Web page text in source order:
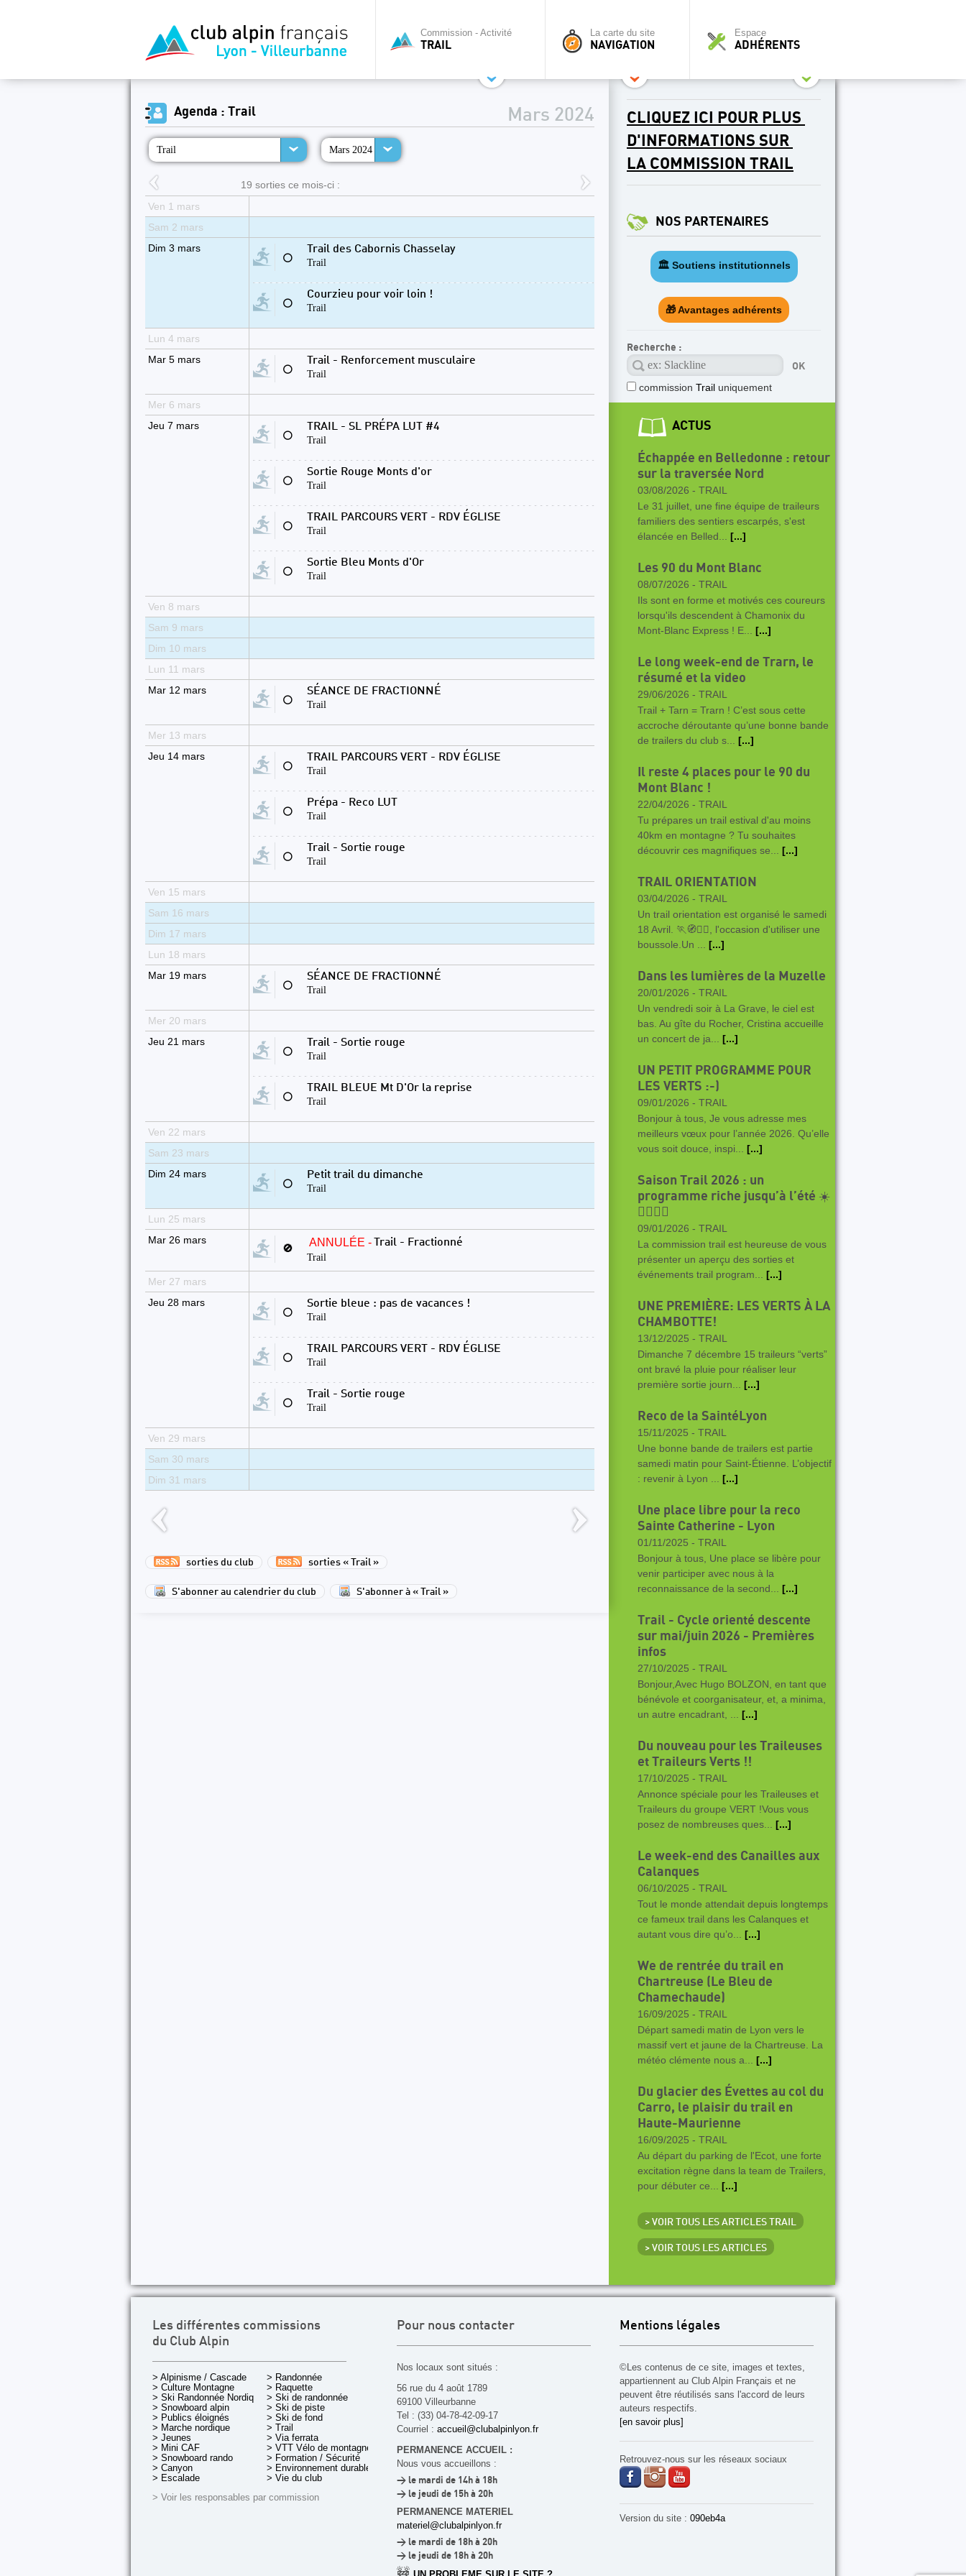
Commission - Activité
TRAIL
La carte du site
NAVIGATION
Espace
ADHÉRENTS
Agenda : Trail
Trail Mars 2024
Mars 2024
19 sorties ce mois-ci :
Ven 1 mars
Sam 2 mars
Dim 3 mars
⚪
Trail des Cabornis Chasselay
Trail
⚪
Courzieu pour voir loin !
Trail
Lun 4 mars
Mar 5 mars
⚪
Trail - Renforcement musculaire
Trail
Mer 6 mars
Jeu 7 mars
⚪
TRAIL - SL PRÉPA LUT #4
Trail
⚪
Sortie Rouge Monts d'or
Trail
⚪
TRAIL PARCOURS VERT - RDV ÉGLISE
Trail
⚪
Sortie Bleu Monts d'Or
Trail
Ven 8 mars
Sam 9 mars
Dim 10 mars
Lun 11 mars
Mar 12 mars
⚪
SÉANCE DE FRACTIONNÉ
Trail
Mer 13 mars
Jeu 14 mars
⚪
TRAIL PARCOURS VERT - RDV ÉGLISE
Trail
⚪
Prépa - Reco LUT
Trail
⚪
Trail - Sortie rouge
Trail
Ven 15 mars
Sam 16 mars
Dim 17 mars
Lun 18 mars
Mar 19 mars
⚪
SÉANCE DE FRACTIONNÉ
Trail
Mer 20 mars
Jeu 21 mars
⚪
Trail - Sortie rouge
Trail
⚪
TRAIL BLEUE Mt D'Or la reprise
Trail
Ven 22 mars
Sam 23 mars
Dim 24 mars
⚪
Petit trail du dimanche
Trail
Lun 25 mars
Mar 26 mars
🚫 ANNULÉE -
Trail - Fractionné
Trail
Mer 27 mars
Jeu 28 mars
⚪
Sortie bleue : pas de vacances !
Trail
⚪
TRAIL PARCOURS VERT - RDV ÉGLISE
Trail
⚪
Trail - Sortie rouge
Trail
Ven 29 mars
Sam 30 mars
Dim 31 mars
sorties du club sorties « Trail »
S'abonner au calendrier du club S'abonner à « Trail »
CLIQUEZ ICI POUR PLUS
D'INFORMATIONS SUR
LA COMMISSION TRAIL
NOS PARTENAIRES
🏛️ Soutiens institutionnels
🎁 Avantages adhérents
Recherche :
commission Trail uniquement
ACTUS
Échappée en Belledonne : retour
sur la traversée Nord
03/08/2026 - TRAIL
Le 31 juillet, une fine équipe de traileurs
familiers des sentiers escarpés, s'est
élancée en Belled... [...]
Les 90 du Mont Blanc
08/07/2026 - TRAIL
Ils sont en forme et motivés ces coureurs
lorsqu'ils descendent à Chamonix du
Mont-Blanc Express ! E... [...]
Le long week-end de Trarn, le
résumé et la video
29/06/2026 - TRAIL
Trail + Tarn = Trarn ! C’est sous cette
accroche déroutante qu’une bonne bande
de trailers du club s... [...]
Il reste 4 places pour le 90 du
Mont Blanc !
22/04/2026 - TRAIL
Tu prépares un trail estival d'au moins
40km en montagne ? Tu souhaites
découvrir ces magnifiques se... [...]
TRAIL ORIENTATION
03/04/2026 - TRAIL
Un trail orientation est organisé le samedi
18 Avril. 🏃🧭🏃‍♀️, l'occasion d'utiliser une
boussole.Un ... [...]
Dans les lumières de la Muzelle
20/01/2026 - TRAIL
Un vendredi soir à La Grave, le ciel est
bas. Au gîte du Rocher, Cristina accueille
un concert de ja... [...]
UN PETIT PROGRAMME POUR
LES VERTS :-)
09/01/2026 - TRAIL
Bonjour à tous, Je vous adresse mes
meilleurs vœux pour l’année 2026. Qu’elle
vous soit douce, inspi... [...]
Saison Trail 2026 : un
programme riche jusqu’à l’été ☀️
🏃‍♀️🏃‍♂️
09/01/2026 - TRAIL
La commission trail est heureuse de vous
présenter un aperçu des sorties et
événements trail program... [...]
UNE PREMIÈRE: LES VERTS À LA
CHAMBOTTE!
13/12/2025 - TRAIL
Dimanche 7 décembre 15 traileurs “verts”
ont bravé la pluie pour réaliser leur
première sortie journ... [...]
Reco de la SaintéLyon
15/11/2025 - TRAIL
Une bonne bande de trailers est partie
samedi matin pour Saint-Étienne. L’objectif
: revenir à Lyon ... [...]
Une place libre pour la reco
Sainte Catherine - Lyon
01/11/2025 - TRAIL
Bonjour à tous, Une place se libère pour
venir participer avec nous à la
reconnaissance de la second... [...]
Trail - Cycle orienté descente
sur mai/juin 2026 - Premières
infos
27/10/2025 - TRAIL
Bonjour,Avec Hugo BOLZON, en tant que
bénévole et coorganisateur, et, a minima,
un autre encadrant, ... [...]
Du nouveau pour les Traileuses
et Traileurs Verts !!
17/10/2025 - TRAIL
Annonce spéciale pour les Traileuses et
Traileurs du groupe VERT !Vous vous
posez de nombreuses ques... [...]
Le week-end des Canailles aux
Calanques
06/10/2025 - TRAIL
Tout le monde attendait depuis longtemps
ce fameux trail dans les Calanques et
autant vous dire qu’o... [...]
We de rentrée du trail en
Chartreuse (Le Bleu de
Chamechaude)
16/09/2025 - TRAIL
Départ samedi matin de Lyon vers le
massif vert et jaune de la Chartreuse. La
météo clémente nous a... [...]
Du glacier des Évettes au col du
Carro, le plaisir du trail en
Haute-Maurienne
16/09/2025 - TRAIL
Au départ du parking de l'Ecot, une forte
excitation règne dans la team de Trailers,
pour débuter ce... [...]
> VOIR TOUS LES ARTICLES TRAIL
> VOIR TOUS LES ARTICLES
Les différentes commissions
du Club Alpin
> Alpinisme / Cascade
> Culture Montagne
> Ski Randonnée Nordique
> Snowboard alpin
> Publics éloignés
> Marche nordique
> Jeunes
> Mini CAF
> Snowboard rando
> Canyon
> Escalade
> Randonnée
> Raquette
> Ski de randonnée
> Ski de piste
> Ski de fond
> Trail
> Via ferrata
> VTT Vélo de montagne
> Formation / Sécurité
> Environnement durable
> Vie du club
> Voir les responsables par commission
Pour nous contacter
Nos locaux sont situés :
56 rue du 4 août 1789
69100 Villeurbanne
Tel : (33) 04-78-42-09-17
Courriel : accueil@clubalpinlyon.fr
PERMANENCE ACCUEIL :
Nous vous accueillons :
> le mardi de 14h à 18h
> le jeudi de 15h à 20h
PERMANENCE MATERIEL
materiel@clubalpinlyon.fr
> le mardi de 18h à 20h
> le jeudi de 18h à 20h
🚧
Mentions légales
©Les contenus de ce site, images et textes,
appartiennent au Club Alpin Français et ne
peuvent être réutilisés sans l'accord de leurs
auteurs respectifs.
[en savoir plus]
Retrouvez-nous sur les réseaux sociaux
Version du site : 090eb4a